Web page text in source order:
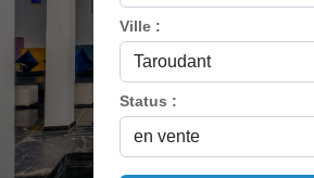
Ville :
Status :